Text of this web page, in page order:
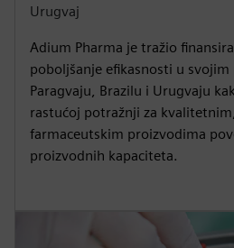
Urugvaj
Adium Pharma je tražio
poboljšanje efikasnosti u
Paragvaju, Brazilu i Urugvaju
rastućoj potražnji za
farmaceutskim proizvodima
proizvodnih kapaciteta.